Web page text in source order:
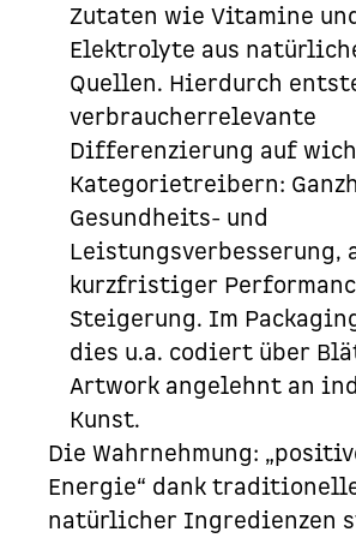
Zutaten wie Vitamine
Elektrolyte aus
Quellen. Hierdurch
verbraucherrelevante
Differenzierung auf
Kategorietreibern:
Gesundheits- und
Leistungsverbesserung,
kurzfristiger
Steigerung. Im
dies u.a. codiert über
Artwork angelehnt an
Kunst.
Die Wahrnehmung:
Energie“ dank
natürlicher Ingredienzen